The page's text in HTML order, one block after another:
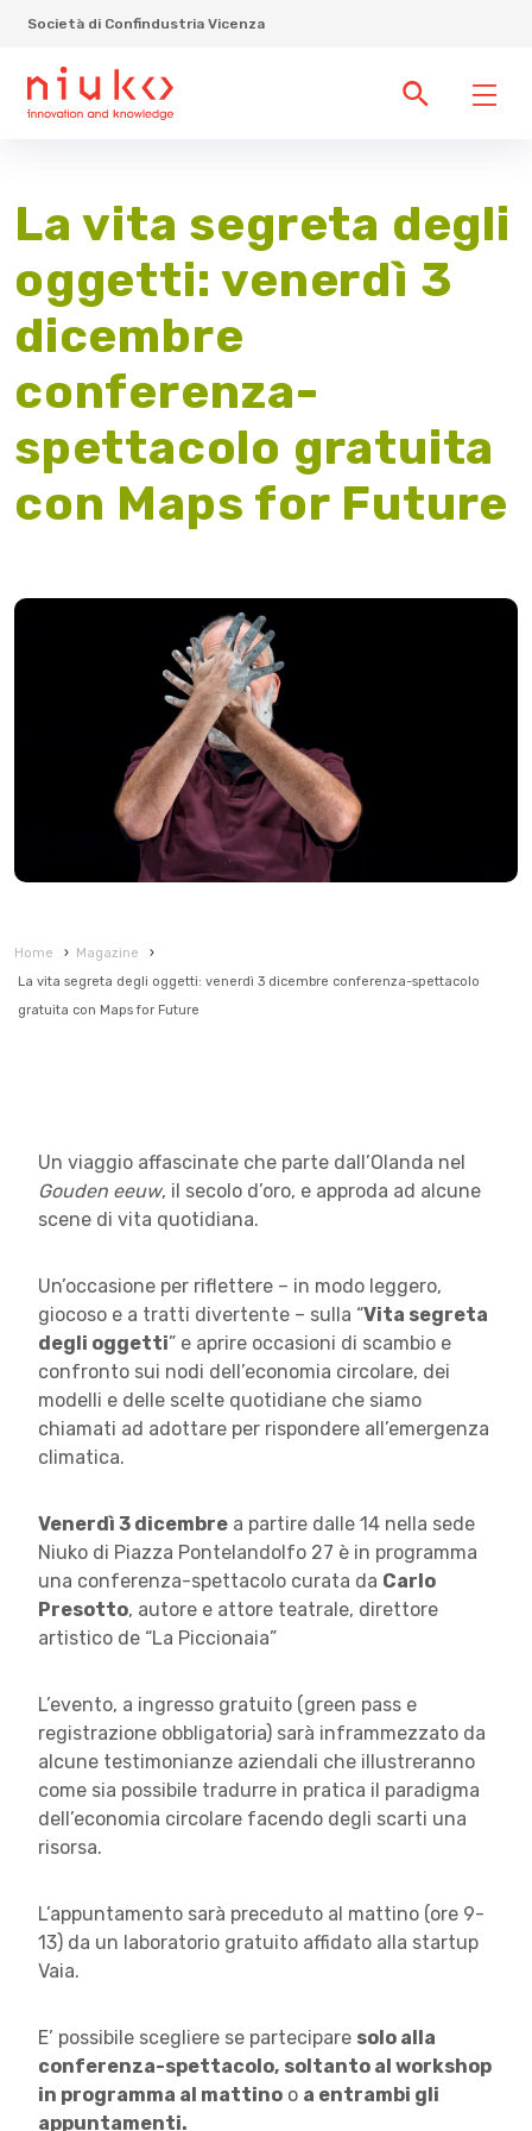
Società di Confindustria Vicenza
La vita segreta degli
oggetti: venerdì 3
dicembre
conferenza-
spettacolo gratuita
con Maps for Future
Home › Magazine
›
La vita segreta degli oggetti: venerdì 3 dicembre conferenza-spettacolo
gratuita con Maps for Future
Un viaggio affascinate che parte dall’Olanda nel
Gouden eeuw, il secolo d’oro, e approda ad alcune
scene di vita quotidiana.
Un’occasione per riflettere – in modo leggero,
giocoso e a tratti divertente – sulla “Vita segreta
degli oggetti” e aprire occasioni di scambio e
confronto sui nodi dell’economia circolare, dei
modelli e delle scelte quotidiane che siamo
chiamati ad adottare per rispondere all’emergenza
climatica.
Venerdì 3 dicembre a partire dalle 14 nella sede
Niuko di Piazza Pontelandolfo 27 è in programma
una conferenza-spettacolo curata da Carlo
Presotto, autore e attore teatrale, direttore
artistico de “La Piccionaia”
L’evento, a ingresso gratuito (green pass e
registrazione obbligatoria) sarà inframmezzato da
alcune testimonianze aziendali che illustreranno
come sia possibile tradurre in pratica il paradigma
dell’economia circolare facendo degli scarti una
risorsa.
L’appuntamento sarà preceduto al mattino (ore 9-
13) da un laboratorio gratuito affidato alla startup
Vaia.
E’ possibile scegliere se partecipare solo alla
conferenza-spettacolo, soltanto al workshop
in programma al mattino o a entrambi gli
appuntamenti.